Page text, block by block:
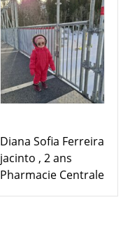
Diana Sofia Ferreira
jacinto , 2 ans
Pharmacie Centrale